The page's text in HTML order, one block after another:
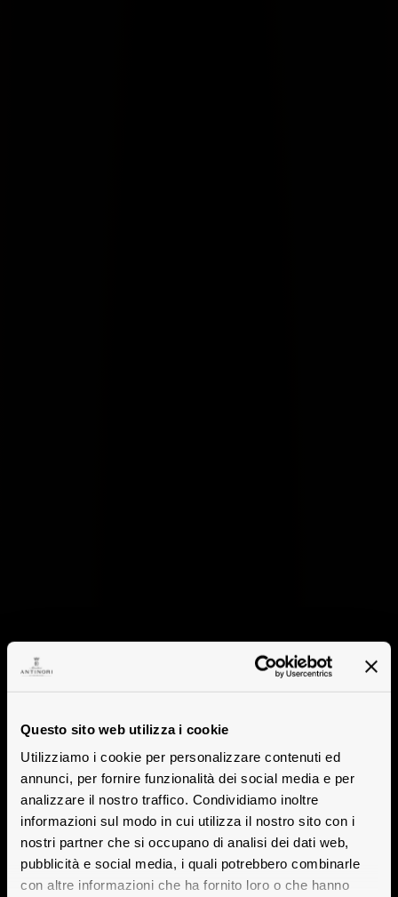
Questo sito web utilizza i cookie
Utilizziamo i cookie per personalizzare contenuti ed
annunci, per fornire funzionalità dei social media e per
analizzare il nostro traffico. Condividiamo inoltre
informazioni sul modo in cui utilizza il nostro sito con i
nostri partner che si occupano di analisi dei dati web,
pubblicità e social media, i quali potrebbero combinarle
con altre informazioni che ha fornito loro o che hanno